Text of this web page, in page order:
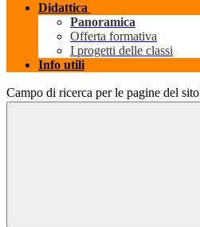
Didattica
Panoramica
Offerta formativa
I progetti delle classi
Info utili
Campo di ricerca per le pagine del sito